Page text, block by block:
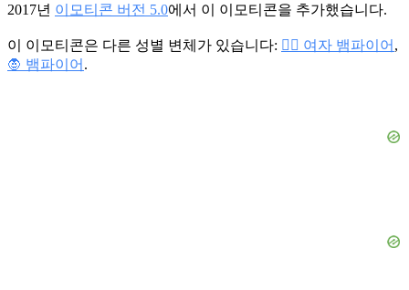
2017년 이모티콘 버전 5.0에서 이 이모티콘을 추가했습니다.
이 이모티콘은 다른 성별 변체가 있습니다: 🧛‍♀️ 여자 뱀파이어 ,
🧛 뱀파이어 .